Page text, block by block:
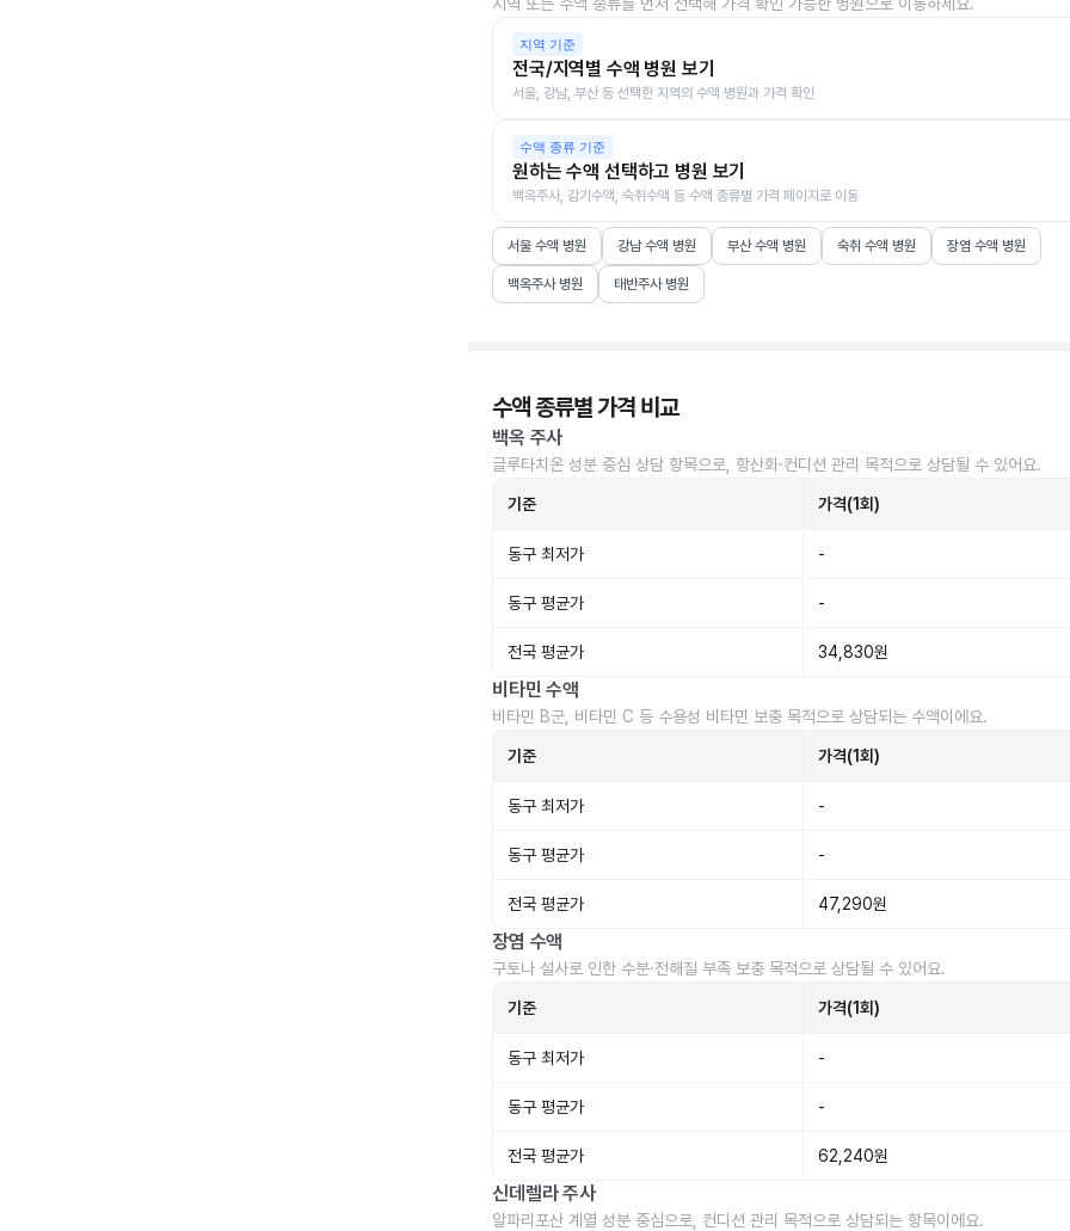
지역 기준
전국/지역별 수액 병원 보기
서울, 강남, 부산 등 선택한 지역의 수액 병원과 가격 확인
수액 종류 기준
원하는 수액 선택하고 병원 보기
백옥주사, 감기수액, 숙취수액 등 수액 종류별 가격 페이지로 이동
서울 수액 병원 강남 수액 병원 부산 수액 병원 숙취 수액 병원 장염 수액 병원
백옥주사 병원 태반주사 병원
수액 종류별 가격 비교
백옥 주사
글루타치온 성분 중심 상담 항목으로, 항산화·컨디션 관리 목적으로 상담될 수 있어요.
기준 가격(1회)
동구 최저가 -
동구 평균가 -
전국 평균가 34,830원
비타민 수액
비타민 B군, 비타민 C 등 수용성 비타민 보충 목적으로 상담되는 수액이에요.
기준 가격(1회)
동구 최저가 -
동구 평균가 -
전국 평균가 47,290원
장염 수액
구토나 설사로 인한 수분·전해질 부족 보충 목적으로 상담될 수 있어요.
기준 가격(1회)
동구 최저가 -
동구 평균가 -
전국 평균가 62,240원
신데렐라 주사
알파리포산 계열 성분 중심으로, 컨디션 관리 목적으로 상담되는 항목이에요.